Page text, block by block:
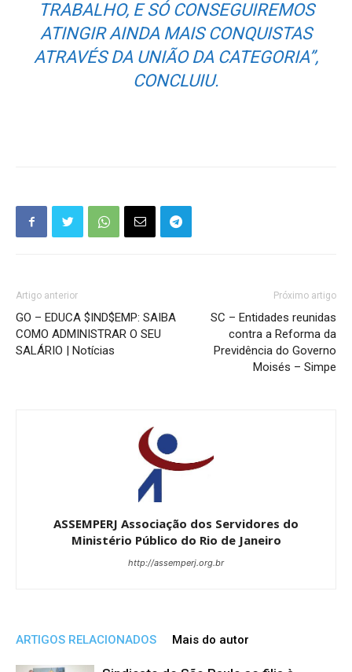
TRABALHO, E SÓ CONSEGUIREMOS
ATINGIR AINDA MAIS CONQUISTAS
ATRAVÉS DA UNIÃO DA CATEGORIA”,
CONCLUIU.
Artigo anterior
GO – EDUCA $IND$EMP: SAIBA
COMO ADMINISTRAR O SEU
SALÁRIO | Notícias
Próximo artigo
SC – Entidades reunidas
contra a Reforma da
Previdência do Governo
Moisés – Simpe
ASSEMPERJ Associação dos Servidores do
Ministério Público do Rio de Janeiro
http://assemperj.org.br
ARTIGOS RELACIONADOS Mais do autor